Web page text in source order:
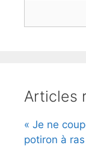
Articles
« Je ne
potiron à